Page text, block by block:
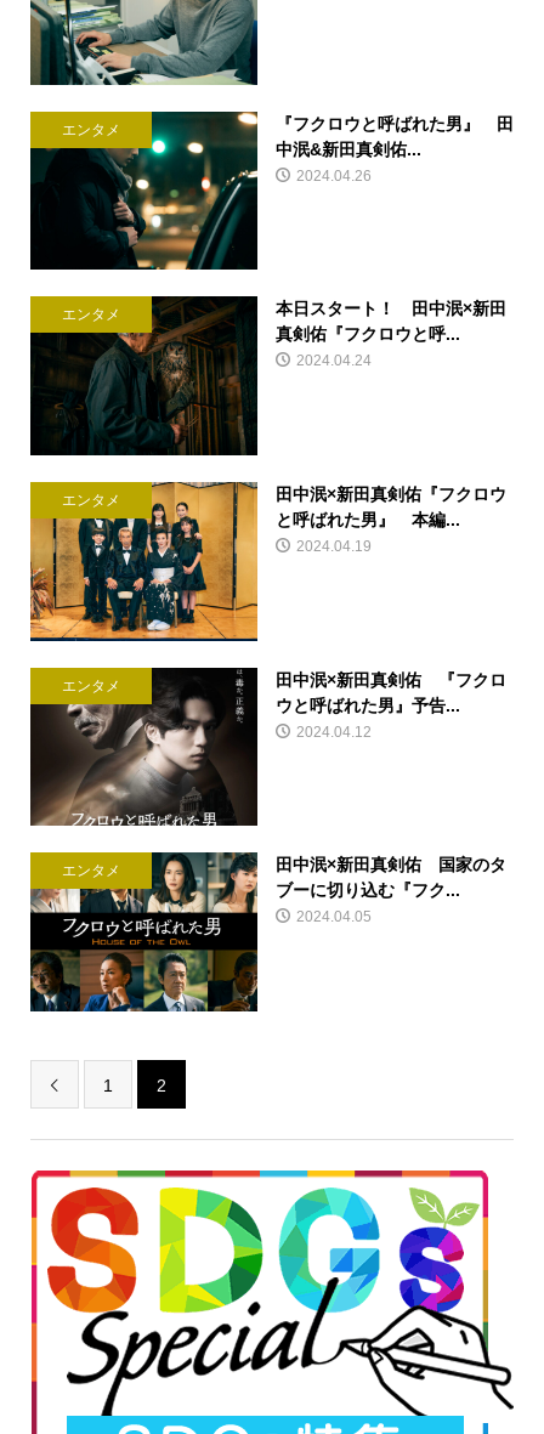
エンタメ
『フクロウと呼ばれた男』 田
中泯&新田真剣佑...
2024.04.26
エンタメ
本日スタート！ 田中泯×新田
真剣佑『フクロウと呼...
2024.04.24
エンタメ
田中泯×新田真剣佑『フクロウ
と呼ばれた男』 本編...
2024.04.19
エンタメ
田中泯×新田真剣佑 『フクロ
ウと呼ばれた男』予告...
2024.04.12
エンタメ
田中泯×新田真剣佑 国家のタ
ブーに切り込む『フク...
2024.04.05
 1 2